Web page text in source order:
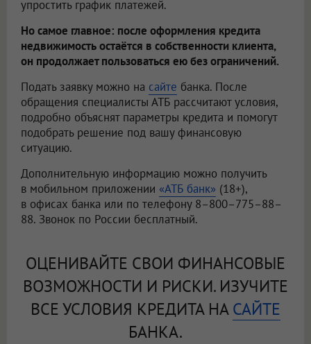
упростить график платежей.
Но самое главное: после оформления кредита
недвижимость остаётся в собственности клиента,
он продолжает пользоваться ею без ограничений.
Подать заявку можно на сайте банка. После
обращения специалисты АТБ рассчитают условия,
подробно объяснят параметры кредита и помогут
подобрать решение под вашу финансовую
ситуацию.
Дополнительную информацию можно получить
в мобильном приложении «АТБ банк» (18+),
в офисах банка или по телефону 8–800–775–88–
88. Звонок по России бесплатный.
ОЦЕНИВАЙТЕ СВОИ ФИНАНСОВЫЕ
ВОЗМОЖНОСТИ И РИСКИ. ИЗУЧИТЕ
ВСЕ УСЛОВИЯ КРЕДИТА НАСАЙТЕ
БАНКА.